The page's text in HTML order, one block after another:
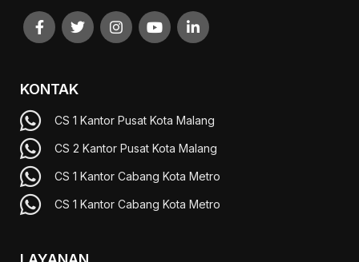
KONTAK
CS 1 Kantor Pusat Kota Malang
CS 2 Kantor Pusat Kota Malang
CS 1 Kantor Cabang Kota Metro
CS 1 Kantor Cabang Kota Metro